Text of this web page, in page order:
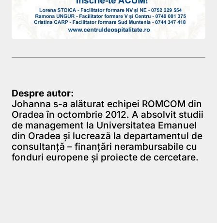
Despre autor:
Johanna s-a alăturat echipei ROMCOM din
Oradea în octombrie 2012. A absolvit studii
de management la Universitatea Emanuel
din Oradea şi lucrează la departamentul de
consultanţă – finanţări nerambursabile cu
fonduri europene şi proiecte de cercetare.